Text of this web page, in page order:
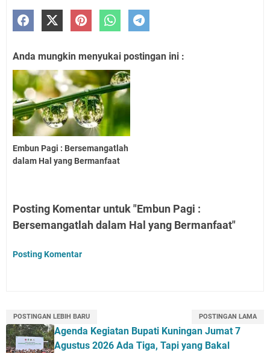
Anda mungkin menyukai postingan ini :
Embun Pagi : Bersemangatlah
dalam Hal yang Bermanfaat
Posting Komentar untuk "Embun Pagi :
Bersemangatlah dalam Hal yang Bermanfaat"
Posting Komentar
POSTINGAN LEBIH BARU POSTINGAN LAMA
Agenda Kegiatan Bupati Kuningan Jumat 7
Agustus 2026 Ada Tiga, Tapi yang Bakal